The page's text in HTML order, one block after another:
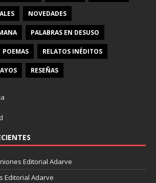
NOVEDADES
PALABRAS EN DESUSO
POEMAS RELATOS INÉDITOS
RESEÑAS
Editorial Adarve
Editorial Adarve